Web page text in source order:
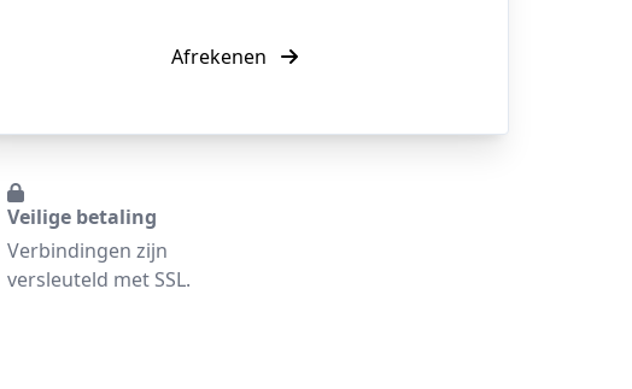
Afrekenen
Veilige betaling
Verbindingen zijn
versleuteld met SSL.